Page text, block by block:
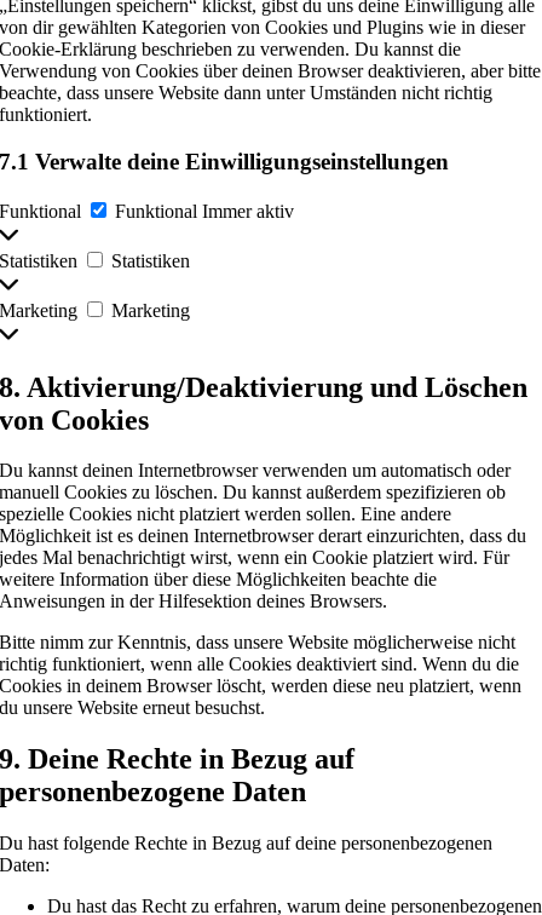
„Einstellungen speichern“ klickst, gibst du uns deine Einwilligung alle
von dir gewählten Kategorien von Cookies und Plugins wie in dieser
Cookie-Erklärung beschrieben zu verwenden. Du kannst die
Verwendung von Cookies über deinen Browser deaktivieren, aber bitte
beachte, dass unsere Website dann unter Umständen nicht richtig
funktioniert.
7.1 Verwalte deine Einwilligungseinstellungen
Funktional Funktional Immer aktiv
Statistiken Statistiken
Marketing Marketing
8. Aktivierung/Deaktivierung und Löschen
von Cookies
Du kannst deinen Internetbrowser verwenden um automatisch oder
manuell Cookies zu löschen. Du kannst außerdem spezifizieren ob
spezielle Cookies nicht platziert werden sollen. Eine andere
Möglichkeit ist es deinen Internetbrowser derart einzurichten, dass du
jedes Mal benachrichtigt wirst, wenn ein Cookie platziert wird. Für
weitere Information über diese Möglichkeiten beachte die
Anweisungen in der Hilfesektion deines Browsers.
Bitte nimm zur Kenntnis, dass unsere Website möglicherweise nicht
richtig funktioniert, wenn alle Cookies deaktiviert sind. Wenn du die
Cookies in deinem Browser löscht, werden diese neu platziert, wenn
du unsere Website erneut besuchst.
9. Deine Rechte in Bezug auf
personenbezogene Daten
Du hast folgende Rechte in Bezug auf deine personenbezogenen
Daten:
Du hast das Recht zu erfahren, warum deine personenbezogenen